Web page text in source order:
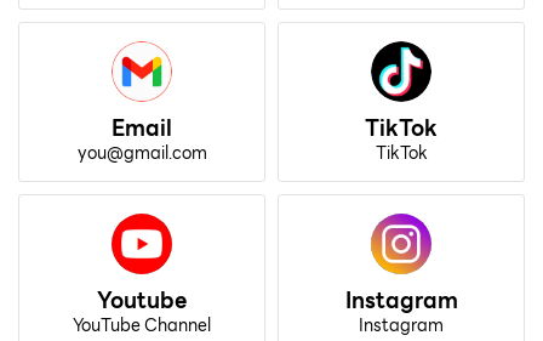
Email
you@gmail.com
TikTok
TikTok
Youtube
YouTube Channel
Instagram
Instagram